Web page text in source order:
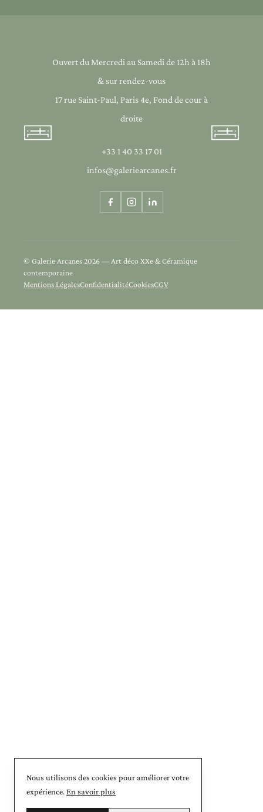
Ouvert du Mercredi au Samedi de 12h à 18h
& sur rendez-vous
17 rue Saint-Paul, Paris 4e, Fond de cour à
droite
+33 1 40 33 17 01
infos@galeriearcanes.fr
© Galerie Arcanes 2026 — Art déco XXe & Céramique
contemporaine
Mentions LégalesConfidentialitéCookiesCGV
Nous utilisons des cookies pour améliorer votre
expérience.En savoir plus